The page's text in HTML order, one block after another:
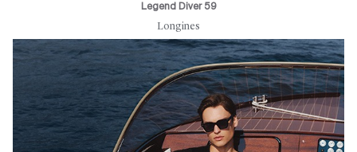
Legend Diver 59
Longines